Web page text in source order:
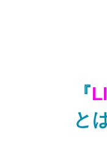
『
と